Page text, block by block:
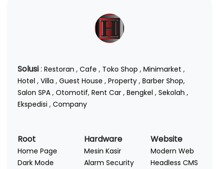
Solusi: Restoran , Cafe , Toko Shop , Minimarket ,
Hotel , Villa , Guest House , Property , Barber Shop,
Salon SPA , Otomotif, Rent Car , Bengkel , Sekolah ,
Ekspedisi , Company
Root
Home Page
Dark Mode
Hardware
Mesin Kasir
Alarm Security
Website
Modern Web
Headless CMS